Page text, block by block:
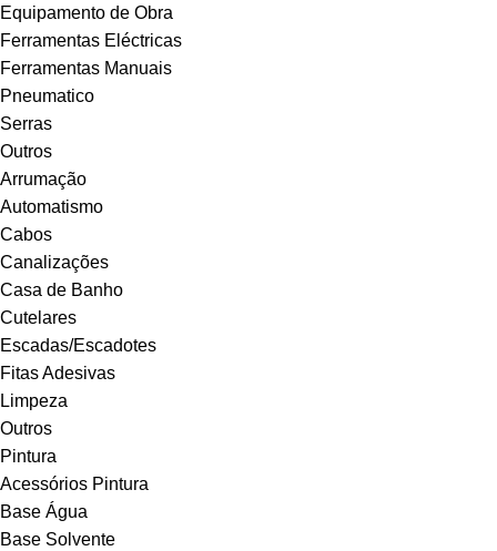
Equipamento de Obra
Ferramentas Eléctricas
Ferramentas Manuais
Pneumatico
Serras
Outros
Arrumação
Automatismo
Cabos
Canalizações
Casa de Banho
Cutelares
Escadas/Escadotes
Fitas Adesivas
Limpeza
Outros
Pintura
Acessórios Pintura
Base Água
Base Solvente